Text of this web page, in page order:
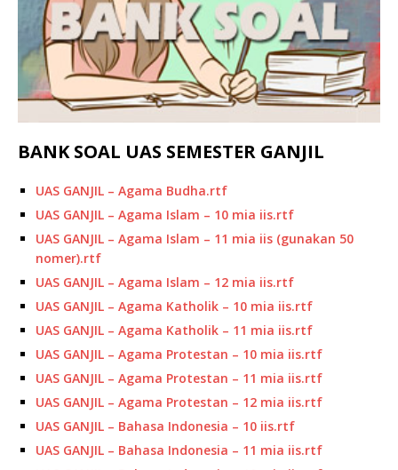
BANK SOAL UAS SEMESTER GANJIL
UAS GANJIL – Agama Budha.rtf
UAS GANJIL – Agama Islam – 10 mia iis.rtf
UAS GANJIL – Agama Islam – 11 mia iis (gunakan 50
nomer).rtf
UAS GANJIL – Agama Islam – 12 mia iis.rtf
UAS GANJIL – Agama Katholik – 10 mia iis.rtf
UAS GANJIL – Agama Katholik – 11 mia iis.rtf
UAS GANJIL – Agama Protestan – 10 mia iis.rtf
UAS GANJIL – Agama Protestan – 11 mia iis.rtf
UAS GANJIL – Agama Protestan – 12 mia iis.rtf
UAS GANJIL – Bahasa Indonesia – 10 iis.rtf
UAS GANJIL – Bahasa Indonesia – 11 mia iis.rtf